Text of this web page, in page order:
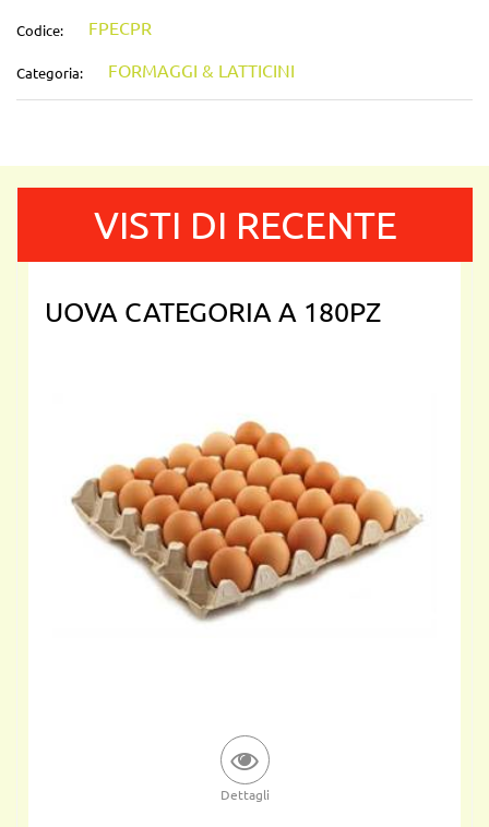
Codice: FPECPR
Categoria: FORMAGGI & LATTICINI
VISTI DI RECENTE
UOVA CATEGORIA A 180PZ
Dettagli